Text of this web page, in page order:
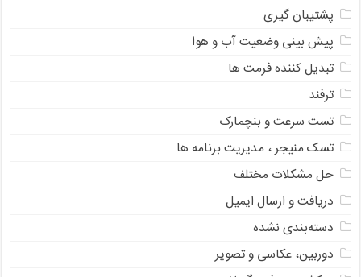
پشتیبان گیری
پیش بینی وضعیت آب و هوا
تبدیل کننده فرمت ها
ترفند
تست سرعت و بنچمارک
تسک منیجر ، مدیریت برنامه ها
حل مشکلات مختلف
دریافت و ارسال ایمیل
دسته‌بندی نشده
دوربین، عکاسی و تصویر